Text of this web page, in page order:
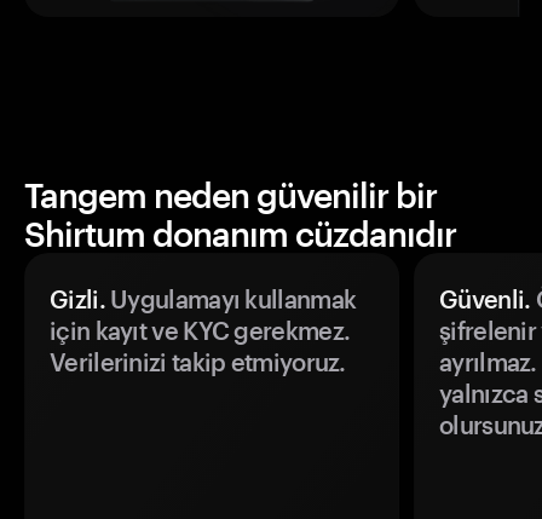
Tangem neden güvenilir bir
Shirtum donanım cüzdanıdır
Gizli.Uygulamayı kullanmak
için kayıt ve KYC gerekmez.
Verilerinizi takip etmiyoruz.
Güvenli.
şifrelenir
yalnızca